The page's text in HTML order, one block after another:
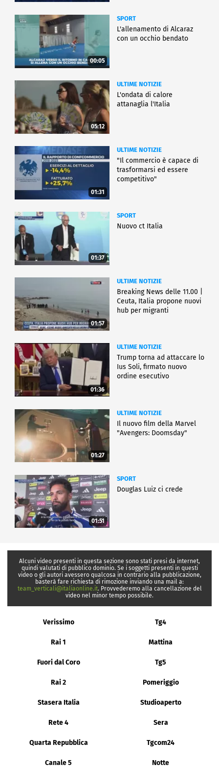
00:05
SPORT
L'allenamento di Alcaraz
con un occhio bendato
05:12
ULTIME NOTIZIE
L'ondata di calore
attanaglia l'Italia
01:31
ULTIME NOTIZIE
"Il commercio è capace di
trasformarsi ed essere
competitivo"
01:37
SPORT
Nuovo ct Italia
01:57
ULTIME NOTIZIE
Breaking News delle 11.00 |
Ceuta, Italia propone nuovi
hub per migranti
01:36
ULTIME NOTIZIE
Trump torna ad attaccare lo
Ius Soli, firmato nuovo
ordine esecutivo
01:27
ULTIME NOTIZIE
Il nuovo film della Marvel
"Avengers: Doomsday"
01:51
SPORT
Douglas Luiz ci crede
Alcuni video presenti in questa sezione sono stati presi da internet,
quindi valutati di pubblico dominio. Se i soggetti presenti in questi
video o gli autori avessero qualcosa in contrario alla pubblicazione,
basterà fare richiesta di rimozione inviando una mail a:
team_verticali@italiaonline.it. Provvederemo alla cancellazione del
video nel minor tempo possibile.
Verissimo Tg4
Rai 1 Mattina
Fuori dal Coro Tg5
Rai 2 Pomeriggio
Stasera Italia Studioaperto
Rete 4 Sera
Quarta Repubblica Tgcom24
Canale 5 Notte